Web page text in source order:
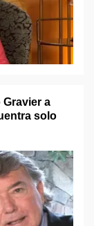
a
solo